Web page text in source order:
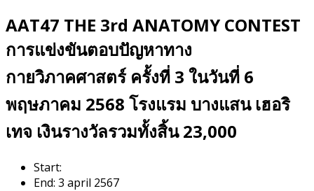
AAT47 THE 3rd ANATOMY CONTEST
การแข่งขันตอบปัญหาทาง
กายวิภาคศาสตร์ ครั้งที่ 3 ในวันที่ 6
พฤษภาคม 2568 โรงแรม บางแสน เฮอริ
เทจ เงินรางวัลรวมทั้งสิ้น 23,000
Start:
End: 3 april 2567